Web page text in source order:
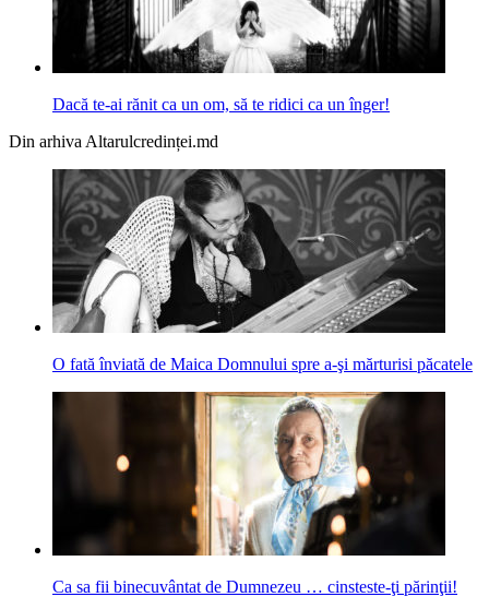
Dacă te-ai rănit ca un om, să te ridici ca un înger!
Din arhiva Altarulcredinței.md
O fată înviată de Maica Domnului spre a-şi mărturisi păcatele
Ca sa fii binecuvântat de Dumnezeu … cinsteste-ţi părinţii!